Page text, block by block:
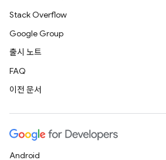
Stack Overflow
Google Group
출시 노트
FAQ
이전 문서
Android